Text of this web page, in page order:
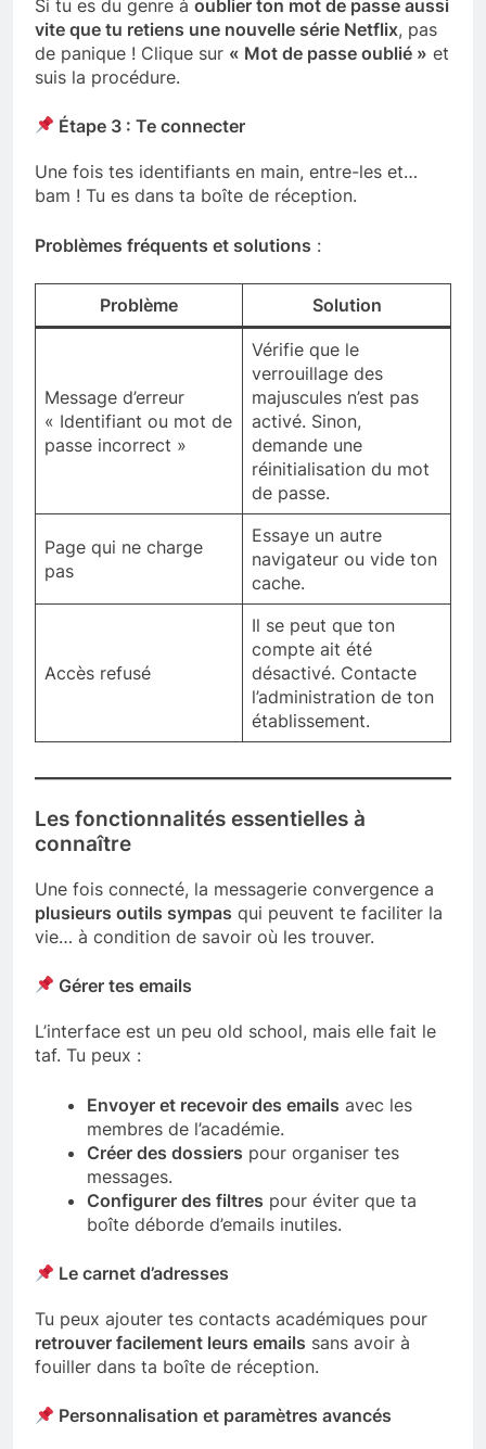
Si tu es du genre à oublier ton mot de passe aussi
vite que tu retiens une nouvelle série Netflix, pas
de panique ! Clique sur « Mot de passe oublié » et
suis la procédure.
Étape 3 : Te connecter
Une fois tes identifiants en main, entre-les et…
bam ! Tu es dans ta boîte de réception.
Problèmes fréquents et solutions :
Problème Solution
Message d’erreur
« Identifiant ou mot de
passe incorrect »
Vérifie que le
verrouillage des
majuscules n’est pas
activé. Sinon,
demande une
réinitialisation du mot
de passe.
Page qui ne charge
pas
Essaye un autre
navigateur ou vide ton
cache.
Accès refusé
Il se peut que ton
compte ait été
désactivé. Contacte
l’administration de ton
établissement.
Les fonctionnalités essentielles à
connaître
Une fois connecté, la messagerie convergence a
plusieurs outils sympas qui peuvent te faciliter la
vie… à condition de savoir où les trouver.
Gérer tes emails
L’interface est un peu old school, mais elle fait le
taf. Tu peux :
Envoyer et recevoir des emails avec les
membres de l’académie.
Créer des dossiers pour organiser tes
messages.
Configurer des filtres pour éviter que ta
boîte déborde d’emails inutiles.
Le carnet d’adresses
Tu peux ajouter tes contacts académiques pour
retrouver facilement leurs emails sans avoir à
fouiller dans ta boîte de réception.
Personnalisation et paramètres avancés